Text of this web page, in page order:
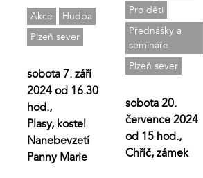
Akce
Hudba
Plzeň sever
sobota 7. září
2024 od 16.30
hod.,
Plasy, kostel
Nanebevzetí
Panny Marie
Pro děti
Přednášky a
semináře
Plzeň sever
sobota 20.
července 2024
od 15 hod.,
Chříč, zámek